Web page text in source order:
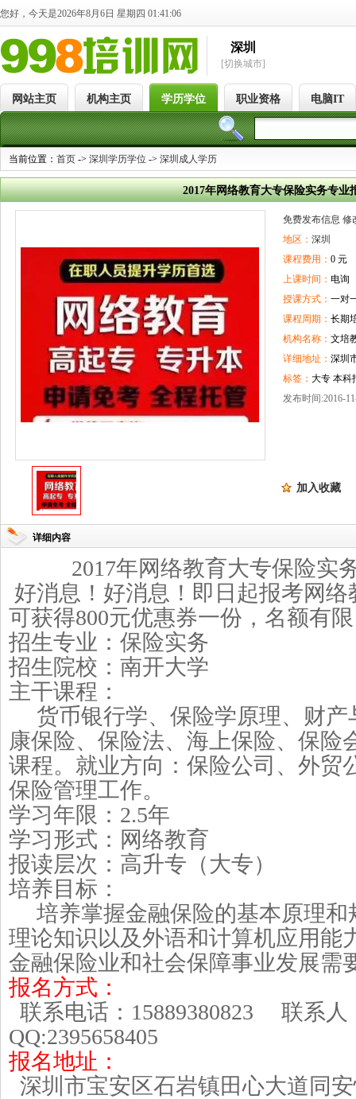
您好，今天是2026年8月6日 星期四 01:41:06
深圳
[切换城市]
网站主页 机构主页 学历学位 职业资格 电脑IT
当前位置： 首页 -> 深圳学历学位 -> 深圳成人学历
2017年网络教育大专保险实务专业
免费发布信息 修
地区： 深圳
课程费用： 0 元
上课时间： 电询
授课方式： 一对
课程周期： 长期
机构名称： 文培
详细地址： 深圳
标签： 大专 本科
发布时间:2016-
加入收藏
详细内容
2017年网络教育大专保险实
好消息！好消息！即日起报考网
可获得800元优惠券一份，名额有
招生专业：保险实务
招生院校：南开大学
主干课程：
货币银行学、保险学原理、财
康保险、保险法、海上保险、保险
课程。就业方向：保险公司、外贸
保险管理工作。
学习年限： 2.5年
学习形式：网络教育
报读层次：高升专（大专）
培养目标：
培养掌握金融保险的基本原理
理论知识以及外语和计算机应用能
金融保险业和社会保障事业发展需
报名方式：
联系电话： 15889380823 联系
QQ:2395658405
报名地址：
深圳市宝安区石岩镇田心大道同